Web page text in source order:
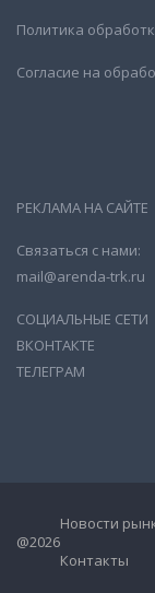
Политика
Согласие на
РЕКЛАМА НА САЙТЕ
Связаться с нами:
mail@arenda-trk.ru
СОЦИАЛЬНЫЕ СЕТИ
ВКОНТАКТЕ
ТЕЛЕГРАМ
@2026
Новости
Контакты